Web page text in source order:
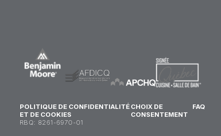
POLITIQUE DE CONFIDENTIALITÉ
ET DE COOKIES
CHOIX DE
CONSENTEMENT
FAQ
RBQ: 8261-6970-01